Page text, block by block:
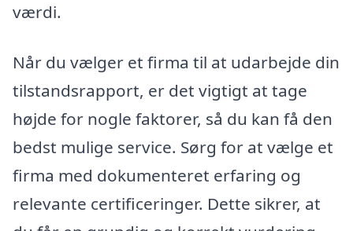
værdi.
Når du vælger et firma til at udarbejde din
tilstandsrapport, er det vigtigt at tage
højde for nogle faktorer, så du kan få den
bedst mulige service. Sørg for at vælge et
firma med dokumenteret erfaring og
relevante certificeringer. Dette sikrer, at